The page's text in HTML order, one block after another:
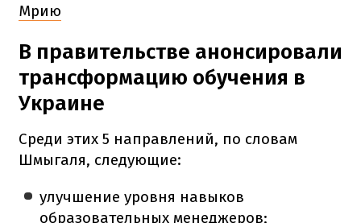
Мрию
В правительстве анонсировали
трансформацию обучения в
Украине
Среди этих 5 направлений, по словам
Шмыгаля, следующие:
улучшение уровня навыков
образовательных менеджеров;